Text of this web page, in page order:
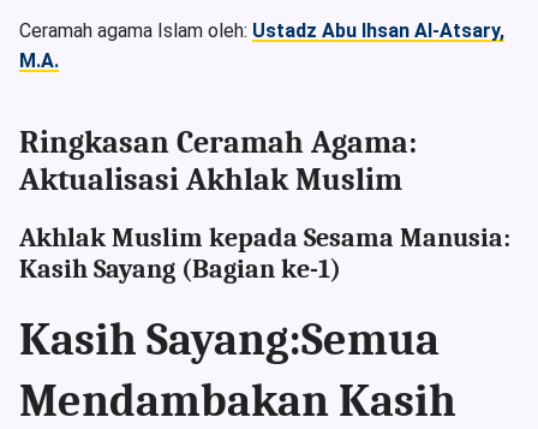
Ceramah agama Islam oleh: Ustadz Abu Ihsan Al-Atsary,
M.A.
Ringkasan Ceramah Agama:
Aktualisasi Akhlak Muslim
Akhlak Muslim kepada Sesama Manusia:
Kasih Sayang (Bagian ke-1)
Kasih Sayang:Semua
Mendambakan Kasih